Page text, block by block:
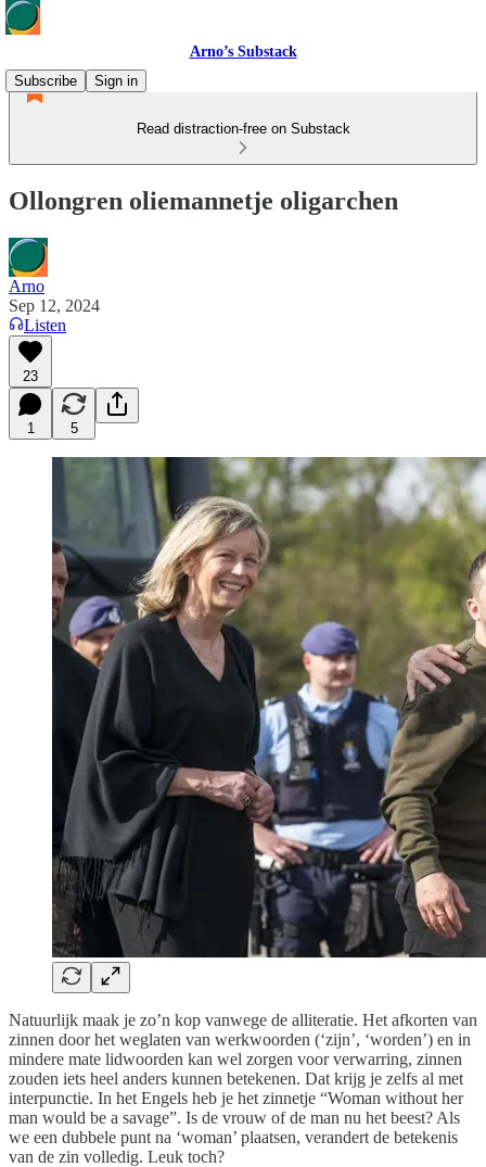
Arno’s Substack
Subscribe
Sign in
Read distraction-free on Substack
Ollongren oliemannetje oligarchen
Arno
Sep 12, 2024
Listen
23
1 5
Natuurlijk maak je zo’n kop vanwege de alliteratie. Het afkorten van
zinnen door het weglaten van werkwoorden (‘zijn’, ‘worden’) en in
mindere mate lidwoorden kan wel zorgen voor verwarring, zinnen
zouden iets heel anders kunnen betekenen. Dat krijg je zelfs al met
interpunctie. In het Engels heb je het zinnetje “Woman without her
man would be a savage”. Is de vrouw of de man nu het beest? Als
we een dubbele punt na ‘woman’ plaatsen, verandert de betekenis
van de zin volledig. Leuk toch?